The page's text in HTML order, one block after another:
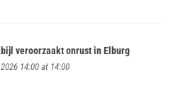
veroorzaakt onrust in Elburg
14:00 at 14:00